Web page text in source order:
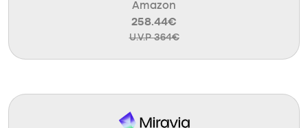
Amazon
258.44€
U.V.P 364€